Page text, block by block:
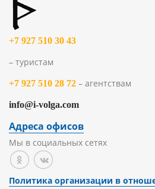
+7 927 510 30 43
– туристам
+7 927 510 28 72 – агентствам
info@i-volga.com
Адреса офисов
Мы в социальных сетях
Политика организации в